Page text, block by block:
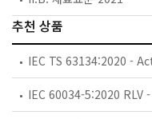
추천 상품